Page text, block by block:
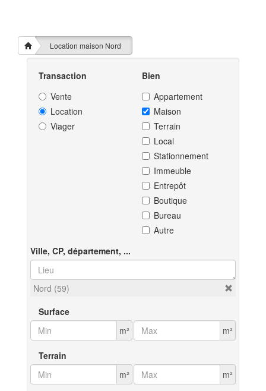
Location maison Nord
Transaction
Vente
Location
Viager
Bien
Appartement
Maison
Terrain
Local
Stationnement
Immeuble
Entrepôt
Boutique
Bureau
Autre
Ville, CP, département, ...
Nord (59)
Surface
m²
m²
Terrain
m²
m²